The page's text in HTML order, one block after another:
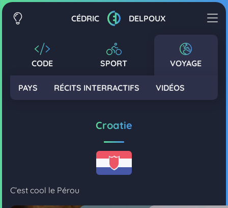
CÉDRIC DELPOUX
CODE SPORT VOYAGE
PAYS RÉCITS INTERRACTIFS VIDÉOS
Croatie
C’est cool le Pérou